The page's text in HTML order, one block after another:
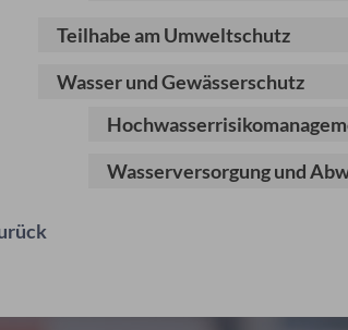
Teilhabe am Umweltschutz
Wasser und Gewässerschutz
Wasserversorgung und